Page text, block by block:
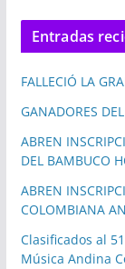
Entradas
FALLECIÓ LA
GANADORES
ABREN
DEL BAMBUCO
ABREN
COLOMBIANA
Clasificados al
Música Andina